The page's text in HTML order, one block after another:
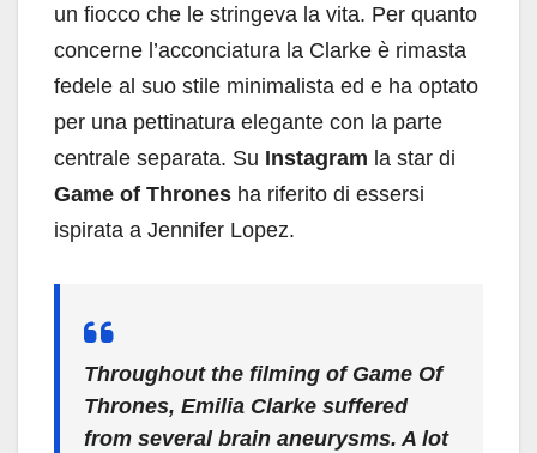
un fiocco che le stringeva la vita. Per quanto
concerne l’acconciatura la Clarke è rimasta
fedele al suo stile minimalista ed e ha optato
per una pettinatura elegante con la parte
centrale separata. Su Instagram la star di
Game of Thrones ha riferito di essersi
ispirata a Jennifer Lopez.
Throughout the filming of Game Of
Thrones, Emilia Clarke suffered
from several brain aneurysms. A lot